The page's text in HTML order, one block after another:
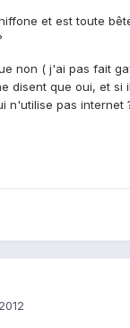
et est toute
non ( j'ai pas fait
disent que oui, et si
n'utilise pas internet